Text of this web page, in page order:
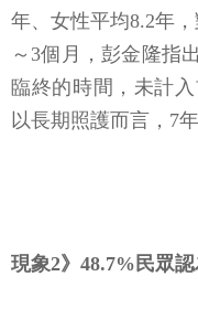
年、女性平均8.2年
～3個月，彭金隆指
臨終的時間，未計
以長期照護而言，7
現象2》48.7%民眾